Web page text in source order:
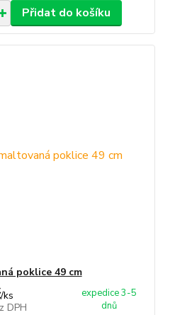
Přidat do košíku
poklice 49 cm
/ks
DPH
expedice 3-5
dnů